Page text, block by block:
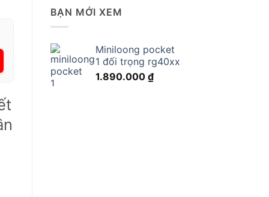
BẠN MỚI XEM
Miniloong pocket
1 đối trọng rg40xx
1.890.000 ₫